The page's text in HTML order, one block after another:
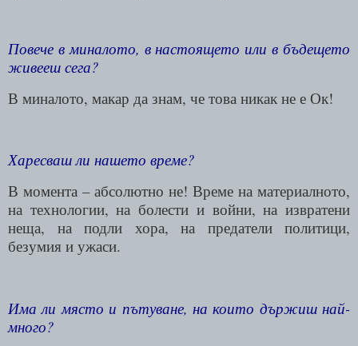
Повече в миналото, в настоящето или в бъдещето
живееш сега?
В миналото, макар да знам, че това никак не е Ок!
Харесваш ли нашето време?
В момента – абсолютно не! Време на материалното,
на технологии, на болести и войни, на извратени
неща, на подли хора, на предатели политици,
безумия и ужаси.
Има ли място и пътуване, на които държиш най-
много?